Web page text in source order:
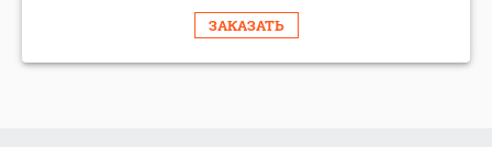
ЗАКАЗАТЬ